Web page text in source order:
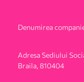
Denumirea
Adresa Sediului
Braila, 810404